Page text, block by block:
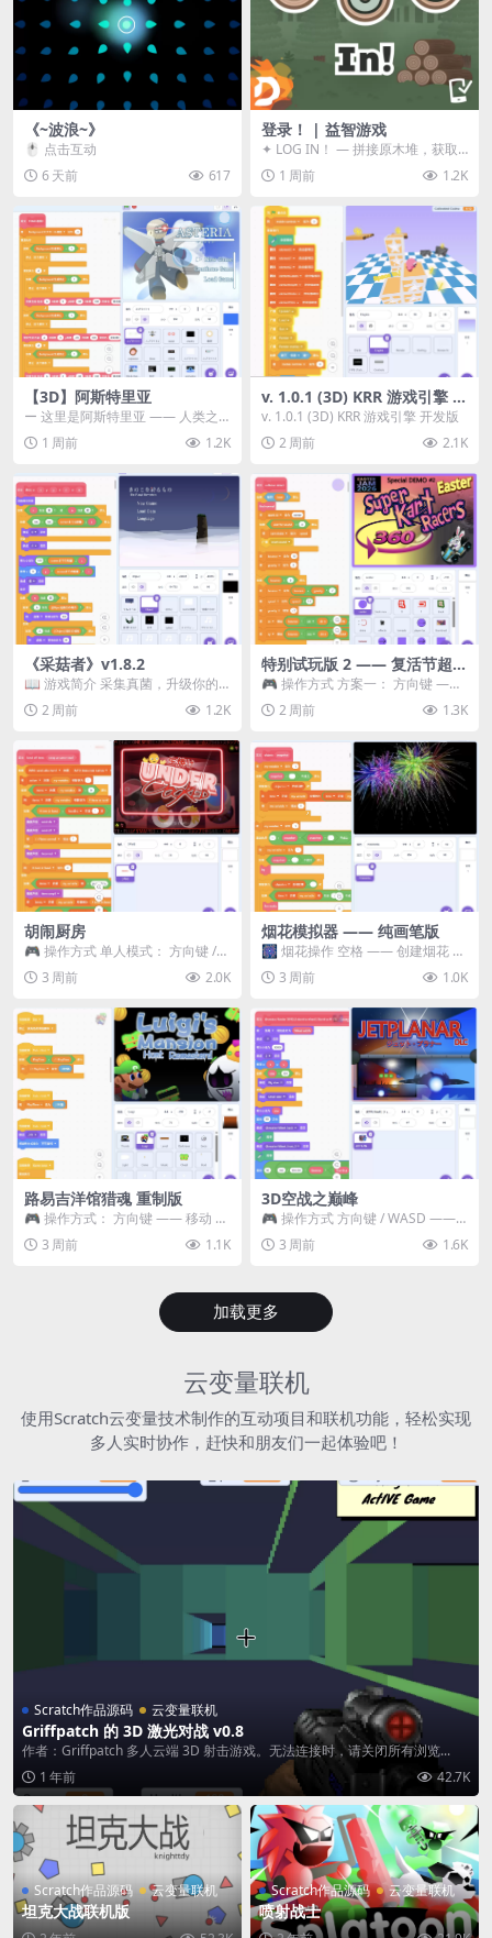
《~波浪~》
🖱️ 点击互动
6 天前
617
登录！ | 益智游戏
✦ LOG IN！ — 拼接原木堆，获取
分数！ ᑕ☲◎ ᑕ☲◎ ᑕ☲◎ ᑕ☲◎ ...
1 周前 1.2K
【3D】阿斯特里亚
ー 这里是阿斯特里亚 —— 人类之
罪与未来希望交汇之地 📖 游戏简
介 《阿斯特里...
1 周前 1.2K
v. 1.0.1 (3D) KRR 游戏引擎 开
发版
v. 1.0.1 (3D) KRR 游戏引擎 开发版
2 周前
2.1K
《采菇者》v1.8.2
📖 游戏简介 采集真菌，升级你的
机体，并前往未知领域探索。 这是
一款静谧的探索冒...
2 周前 1.2K
特别试玩版 2 —— 复活节超级
卡丁车赛
🎮 操作方式 方案一： 方向键 ——
移动 Z —— 跳跃 / 漂移 方案二： ...
2 周前 1.3K
胡闹厨房
🎮 操作方式 单人模式： 方向键 /
WASD —— 移动 Z / K —— 抓...
3 周前 2.0K
烟花模拟器 —— 纯画笔版
🎆 烟花操作 空格 —— 创建烟花 1
~ 3 —— 切换烟花类型 普通烟花
嘶...3 周前 1.0K
路易吉洋馆猎魂 重制版
🎮 操作方式： 方向键 —— 移动 &
跳跃 空格 —— 打开宝箱 将你...
3 周前 1.1K
3D空战之巅峰
🎮 操作方式 方向键 / WASD ——
移动 Z / K —— 射击 / 攻击...
3 周前 1.6K
加载更多
云变量联机
使用Scratch云变量技术制作的互动项目和联机功能，轻松实现
多人实时协作，赶快和朋友们一起体验吧！
Scratch作品源码 云变量联机
Griffpatch 的 3D 激光对战 v0.8
作者：Griffpatch 多人云端 3D 射击游戏。无法连接时，请关闭所有浏览...
1 年前
42.7K
Scratch作品源码 云变量联机
坦克大战联机版
Scratch作品源码 云变量联机
喷射战士